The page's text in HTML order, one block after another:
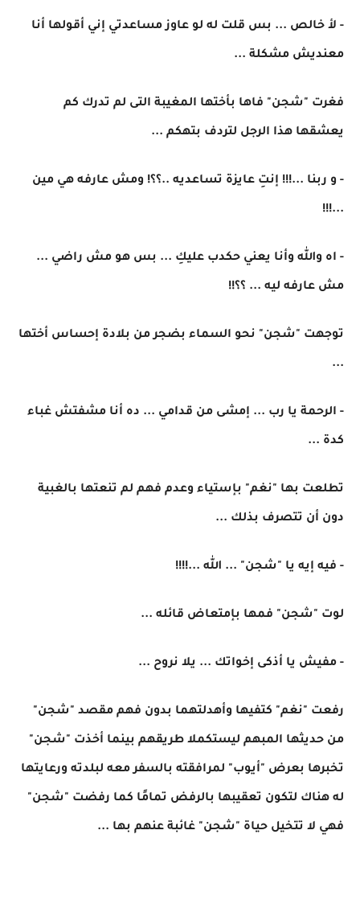
- لأ خالص ... بس قلت له لو عاوز مساعدتي إني أقولها أنا
معنديش مشكلة ...
فغرت "شجن" فاها بأختها المغيبة التى لم تدرك كم
يعشقها هذا الرجل لتردف بتهكم ...
- و ربنا ...!!! إنتِ عايزة تساعديه ..؟؟! ومش عارفه هي مين
...!!!
- اه والله وأنا يعني حكدب عليكِ ... بس هو مش راضي ...
مش عارفه ليه ... ؟؟!!
توجهت "شجن" نحو السماء بضجر من بلادة إحساس أختها
...
- الرحمة يا رب ... إمشى من قدامي ... ده أنا مشفتش غباء
كدة ...
تطلعت بها "نغم" بإستياء وعدم فهم لم تنعتها بالغبية
دون أن تتصرف بذلك ...
- فيه إيه يا "شجن" ... الله ...!!!!
لوت "شجن" فمها بإمتعاض قائله ...
- مفيش يا أذكى إخواتك ... يلا نروح ...
رفعت "نغم" كتفيها وأهدلتهما بدون فهم مقصد "شجن"
من حديثها المبهم ليستكملا طريقهم بينما أخذت "شجن"
تخبرها بعرض "أيوب" لمرافقته بالسفر معه لبلدته ورعايتها
له هناك لتكون تعقيبها بالرفض تمامًا كما رفضت "شجن"
فهي لا تتخيل حياة "شجن" غائبة عنهم بها ...